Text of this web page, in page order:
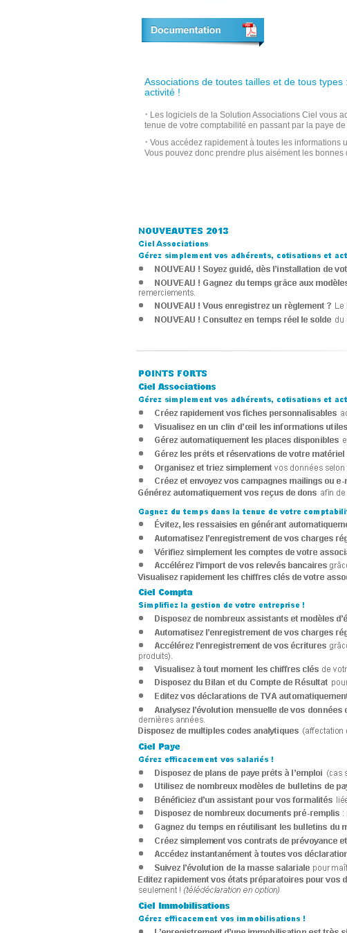
Associations de toutes tailles et de tous
activité !
· Les logiciels de la Solution Associations Ciel vous
tenue de votre comptabilité en passant par la paye
· Vous accédez rapidement à toutes les informations
Vous pouvez donc prendre plus aisément les